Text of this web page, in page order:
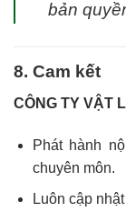
bản
8. Cam kết
CÔNG TY VẬT
Phát hành
chuyên môn.
Luôn cập